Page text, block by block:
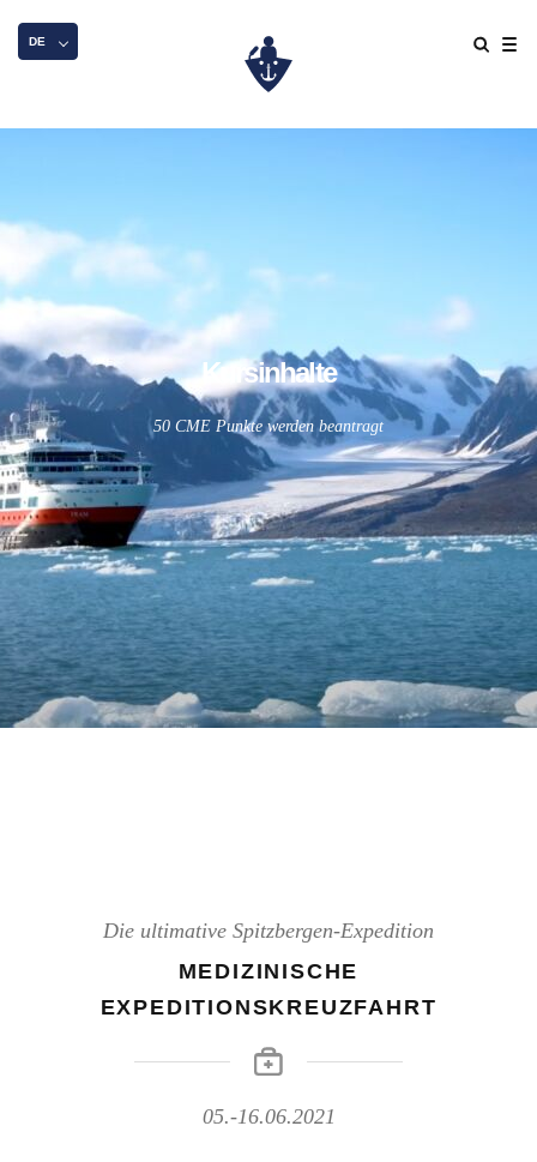
DE
Kursinhalte
50 CME Punkte werden beantragt
Die ultimative Spitzbergen-Expedition
MEDIZINISCHE
EXPEDITIONSKREUZFAHRT
05.-16.06.2021